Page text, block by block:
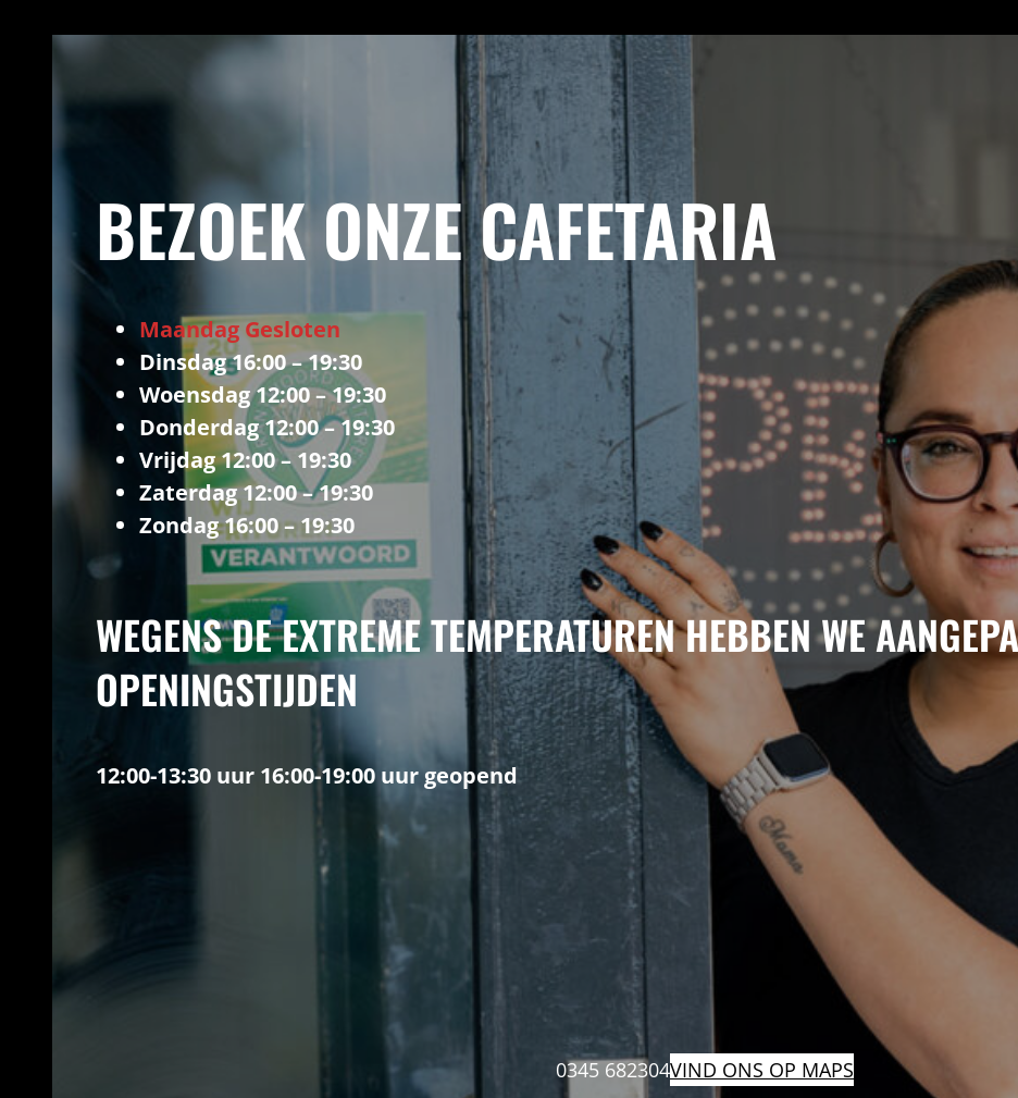
BEZOEK ONZE CAFETARIA
Maandag Gesloten
Dinsdag 16:00 – 19:30
Woensdag 12:00 – 19:30
Donderdag 12:00 – 19:30
Vrijdag 12:00 – 19:30
Zaterdag 12:00 – 19:30
Zondag 16:00 – 19:30
WEGENS DE EXTREME TEMPERATUREN HEBBEN WE
OPENINGSTIJDEN
12:00-13:30 uur 16:00-19:00 uur geopend
0345 682304VIND ONS OP MAPS